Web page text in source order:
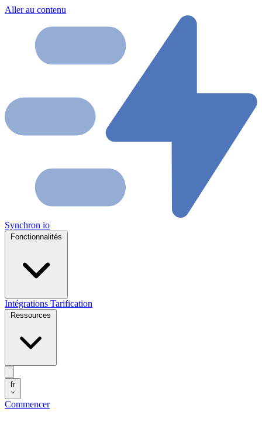
Aller au contenu
Synchron io
Intégrations Tarification
fr
Commencer